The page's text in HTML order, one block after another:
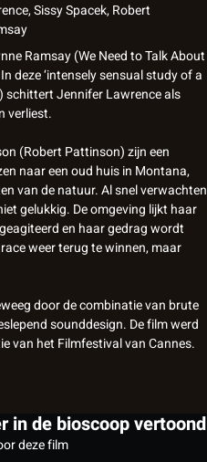
Sissy Spacek, Robert
Ramsay (We Need to Talk About
deze ‘intensely sensual study of a
schittert Jennifer Lawrence als
verliest.
(Robert Pattinson) zijn een
naar een oud huis in Montana,
van de natuur. Al snel verwachten
gelukkig. De omgeving lijkt haar
en haar gedrag wordt
weer terug te winnen, maar
door de combinatie van brute
sounddesign. De film werd
van het Filmfestival van Cannes.
in de bioscoop vertoond
deze film